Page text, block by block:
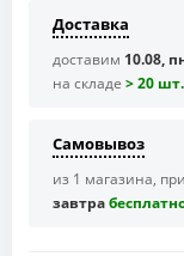
Доставка
доставим 10.08,
на складе > 20 шт.
Самовывоз
из 1 магазина,
завтра